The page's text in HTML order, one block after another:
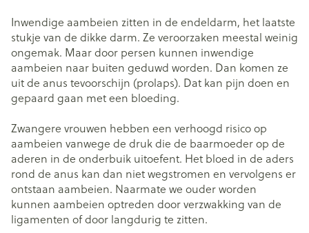
Inwendige aambeien zitten in de endeldarm, het laatste
stukje van de dikke darm. Ze veroorzaken meestal weinig
ongemak. Maar door persen kunnen inwendige
aambeien naar buiten geduwd worden. Dan komen ze
uit de anus tevoorschijn (prolaps). Dat kan pijn doen en
gepaard gaan met een bloeding.
Zwangere vrouwen hebben een verhoogd risico op
aambeien vanwege de druk die de baarmoeder op de
aderen in de onderbuik uitoefent. Het bloed in de aders
rond de anus kan dan niet wegstromen en vervolgens er
ontstaan aambeien. Naarmate we ouder worden
kunnen aambeien optreden door verzwakking van de
ligamenten of door langdurig te zitten.